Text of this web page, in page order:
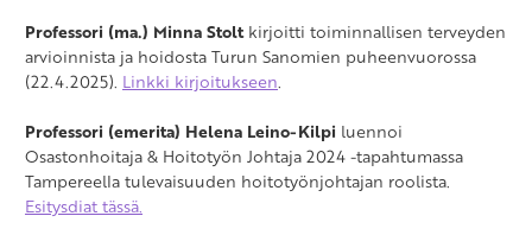
Professori (ma.) Minna Stoltkirjoitti toiminnallisen terveyden
arvioinnista ja hoidosta Turun Sanomien puheenvuorossa
(22.4.2025). Linkki kirjoitukseen.
Professori (emerita) Helena Leino-Kilpi luennoi
Osastonhoitaja & Hoitotyön Johtaja 2024 -tapahtumassa
Tampereella tulevaisuuden hoitotyönjohtajan roolista.
Esitysdiat tässä.